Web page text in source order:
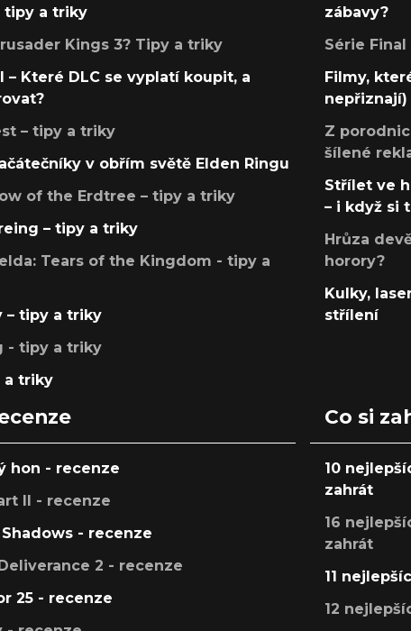
tipy a triky
Kings 3? Tipy a triky
– Které DLC se vyplatí koupit, a
– tipy a triky
v obřím světě Elden Ringu
of the Erdtree – tipy a triky
– tipy a triky
Tears of the Kingdom - tipy a
– tipy a triky
- tipy a triky
a triky
zábavy?
Série
Filmy,
nepřiznají)
Z
šílené
Střílet ve
– i když si
Hrůza
horory?
Kulky,
střílení
hon - recenze
II - recenze
- recenze
2 - recenze
25 - recenze
Co si
10
zahrát
16
zahrát
11
12